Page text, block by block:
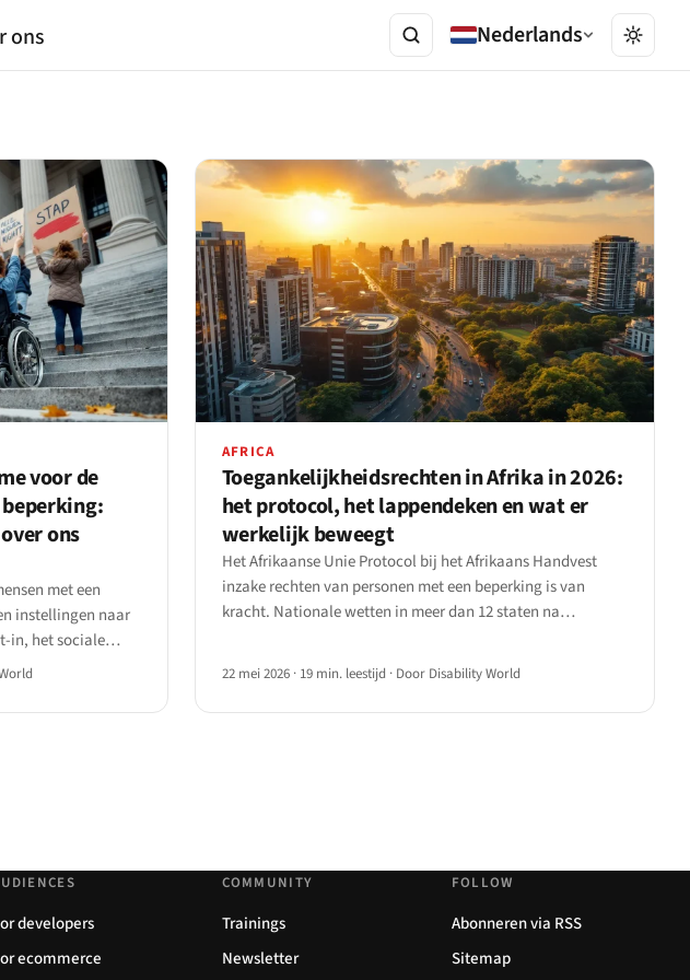
ons Nederlands
voor de
ons
met een
instellingen naar
in, het sociale
en de weg
AFRICA
Toegankelijkheidsrechten in Afrika in 2026:
het protocol, het lappendeken en wat er
werkelijk beweegt
Het Afrikaanse Unie Protocol bij het Afrikaans Handvest
inzake rechten van personen met een beperking is van
kracht. Nationale wetten in meer dan 12 staten na
22 mei 2026 · 19 min. leestijd · Door Disability World
developers
ecommerce
COMMUNITY
Trainings
Newsletter
FOLLOW
Abonneren via RSS
Sitemap